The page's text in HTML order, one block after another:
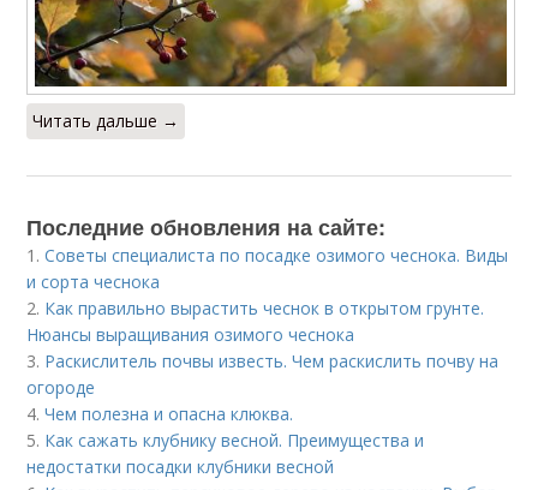
Читать дальше →
Последние обновления на сайте:
1.Советы специалиста по посадке озимого чеснока. Виды
и сорта чеснока
2. Как правильно вырастить чеснок в открытом грунте.
Нюансы выращивания озимого чеснока
3. Раскислитель почвы известь. Чем раскислить почву на
огороде
4.Чем полезна и опасна клюква.
5. Как сажать клубнику весной. Преимущества и
недостатки посадки клубники весной